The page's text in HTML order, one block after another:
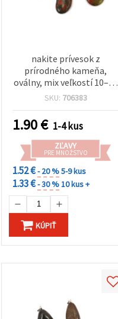
nakite prívesok z
prírodného kameňa,
oválny, mix veľkostí 10–20
× 18–32 mm, na DIY
SKU: 706383
1.90€ 1-4 kus
ZĽAVY
PRE MNOŽSTVO
1.52 €- 20 %5-9 kus
1.33 €- 30 %10 kus +
KÚPIŤ